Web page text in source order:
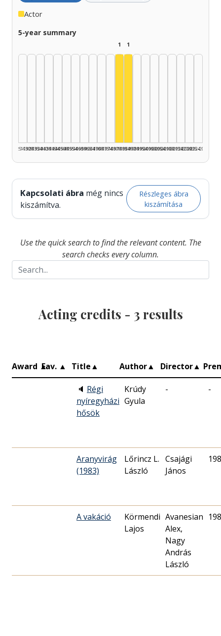
Actor
5-year summary
1925–1929
1930–1934
1935–1939
1940–1944
1945–1949
1950–1954
1955–1959
1960–1964
1965–1969
1970–1974
1975–1979
1
1980–1984
1
1985–1989
1990–1994
1995–1999
2000–2004
2005–2009
2010–2014
2015–2019
2020–2024
2025–2026
Kapcsolati ábra még nincs
kiszámítva.
Részleges ábra
kiszámítása
Use the quick search to find the relevant content. The
search checks every column.
Acting credits - 3 results
Award ▲
Fav. ▲ Title▲ Author▲ Director▲
🔈 Régi
nyíregyházi
hősök
Krúdy
Gyula
- -
Aranyvirág
(1983)
Lőrincz L.
László
Csajági
János
A vakáció
Körmendi
Lajos
Avanesian
Alex,
Nagy
András
László